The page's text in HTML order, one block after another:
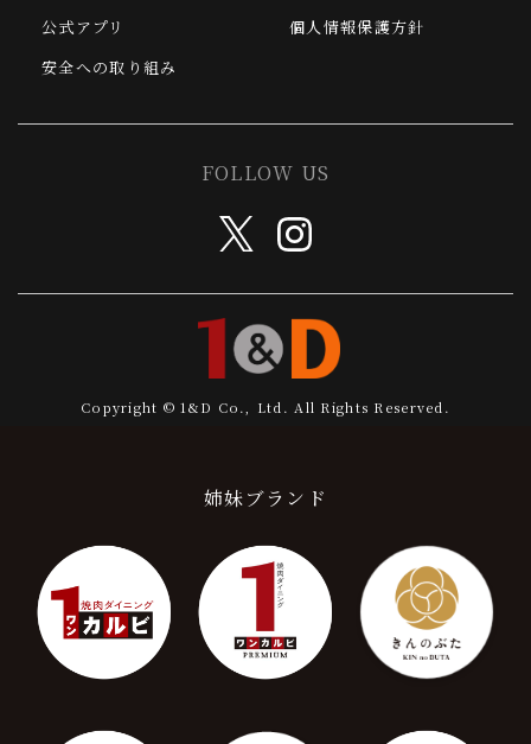
公式アプリ
安全への取り組み
個人情報保護方針
FOLLOW US
Copyright © 1&D Co., Ltd. All Rights Reserved.
姉妹ブランド